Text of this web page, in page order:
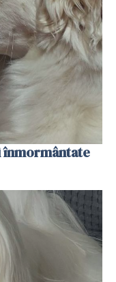
înmormântate